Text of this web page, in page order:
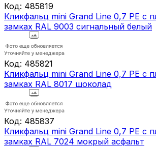
Код: 485819
Кликфальц mini Grand Line 0,7 PE с
замках RAL 9003 сигнальный белый
Код: 485821
Кликфальц mini Grand Line 0,7 PE с
замках RAL 8017 шоколад
Код: 485837
Кликфальц mini Grand Line 0,7 PE с
замках RAL 7024 мокрый асфальт